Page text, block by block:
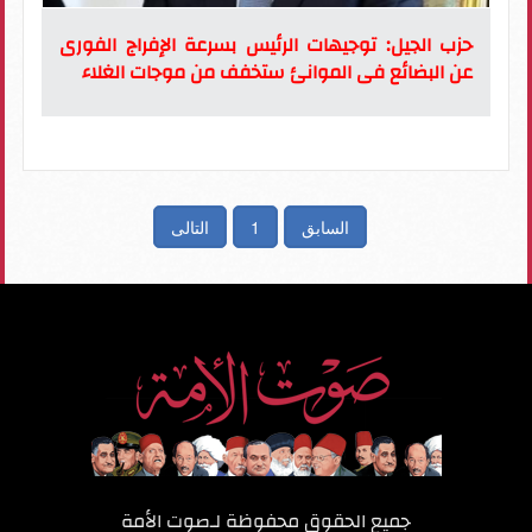
حزب الجيل: توجيهات الرئيس بسرعة الإفراج الفورى
عن البضائع فى الموانئ ستخفف من موجات الغلاء
السابق 1 التالى
جميع الحقوق محفوظة لـصوت الأمة